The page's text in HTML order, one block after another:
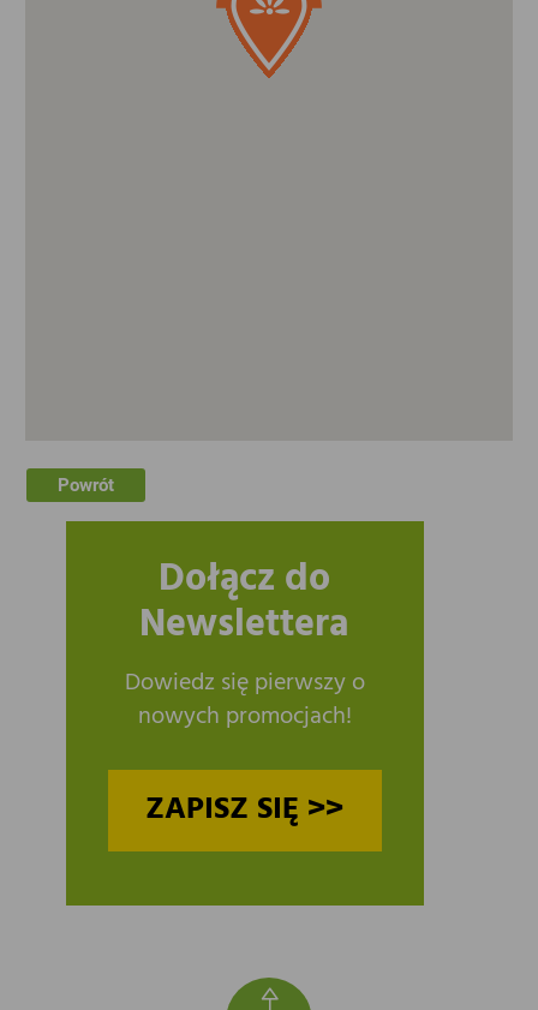
Powrót
Dołącz do
Newslettera
Dowiedz się pierwszy o
nowych promocjach!
ZAPISZ SIĘ >>